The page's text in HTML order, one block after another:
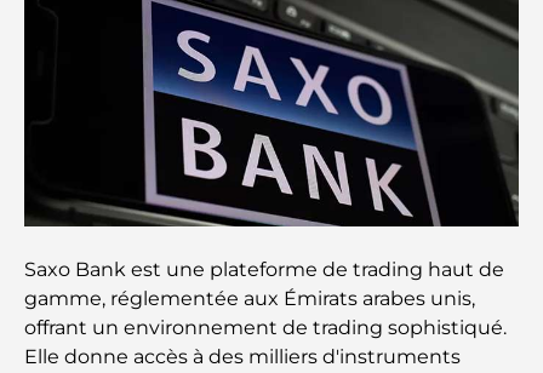
voyage à travers le temps
Les 7 meilleurs restaurants de Dubai Creek
Harbour où dîner
Les meilleures écoles de Dubai Marina : un guide
adapté aux familles
gourmandes d’un quartier en pleine expansion
Les meilleurs parcours de golf de championnat à
Dubaï
Saxo Bank est une plateforme de trading haut de
gamme, réglementée aux Émirats arabes unis,
offrant un environnement de trading sophistiqué.
Elle donne accès à des milliers d'instruments